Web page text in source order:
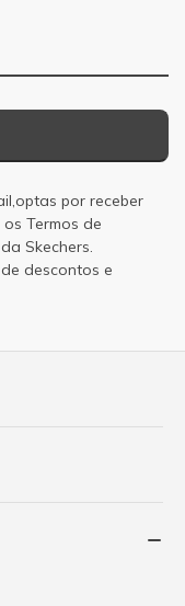
por receber
os Termos de
da Skechers.
descontos e